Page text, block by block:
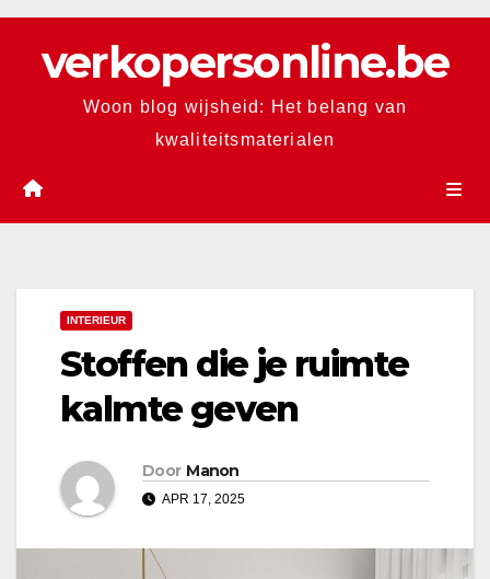
Skip
contentverkopersonline.be
Woon blog wijsheid: Het belang van
kwaliteitsmaterialen
INTERIEUR
Stoffen die je ruimte
kalmte geven
Door Manon
APR 17, 2025